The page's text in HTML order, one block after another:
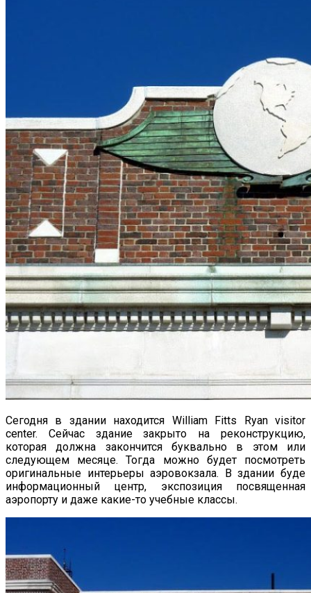
Сегодня в здании находится William Fitts Ryan visitor
center. Сейчас здание закрыто на реконструкцию,
которая должна закончится буквально в этом или
следующем месяце. Тогда можно будет посмотреть
оригинальные интерьеры аэровокзала. В здании буде
информационный центр, экспозиция посвященная
аэропорту и даже какие-то учебные классы.